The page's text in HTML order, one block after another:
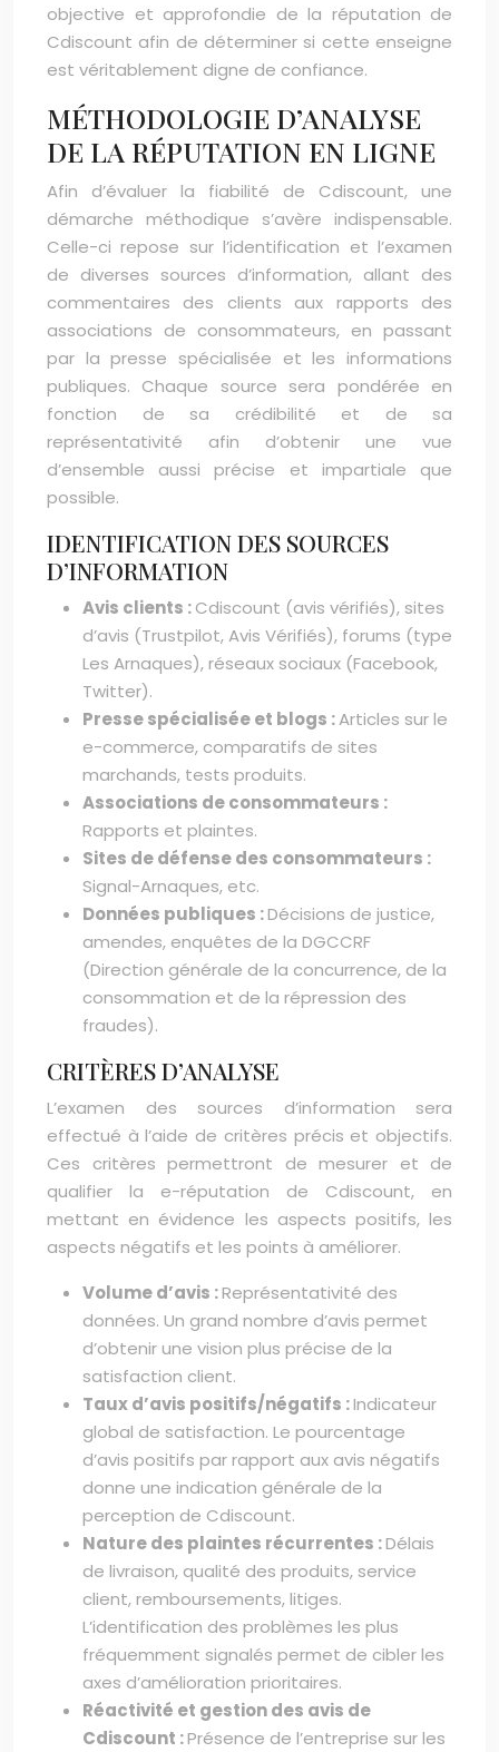
objective et approfondie de la réputation de
Cdiscount afin de déterminer si cette enseigne
est véritablement digne de confiance.
MÉTHODOLOGIE D’ANALYSE
DE LA RÉPUTATION EN LIGNE
Afin d’évaluer la fiabilité de Cdiscount, une
démarche méthodique s’avère indispensable.
Celle-ci repose sur l’identification et l’examen
de diverses sources d’information, allant des
commentaires des clients aux rapports des
associations de consommateurs, en passant
par la presse spécialisée et les informations
publiques. Chaque source sera pondérée en
fonction de sa crédibilité et de sa
représentativité afin d’obtenir une vue
d’ensemble aussi précise et impartiale que
possible.
IDENTIFICATION DES SOURCES
D’INFORMATION
Avis clients :Cdiscount (avis vérifiés), sites
d’avis (Trustpilot, Avis Vérifiés), forums (type
Les Arnaques), réseaux sociaux (Facebook,
Twitter).
Presse spécialisée et blogs :Articles sur le
e-commerce, comparatifs de sites
marchands, tests produits.
Associations de consommateurs :
Rapports et plaintes.
Sites de défense des consommateurs :
Signal-Arnaques, etc.
Données publiques :Décisions de justice,
amendes, enquêtes de la DGCCRF
(Direction générale de la concurrence, de la
consommation et de la répression des
fraudes).
CRITÈRES D’ANALYSE
L’examen des sources d’information sera
effectué à l’aide de critères précis et objectifs.
Ces critères permettront de mesurer et de
qualifier la e-réputation de Cdiscount, en
mettant en évidence les aspects positifs, les
aspects négatifs et les points à améliorer.
Volume d’avis :Représentativité des
données. Un grand nombre d’avis permet
d’obtenir une vision plus précise de la
satisfaction client.
Taux d’avis positifs/négatifs :Indicateur
global de satisfaction. Le pourcentage
d’avis positifs par rapport aux avis négatifs
donne une indication générale de la
perception de Cdiscount.
Nature des plaintes récurrentes :Délais
de livraison, qualité des produits, service
client, remboursements, litiges.
L’identification des problèmes les plus
fréquemment signalés permet de cibler les
axes d’amélioration prioritaires.
Réactivité et gestion des avis de
Cdiscount :Présence de l’entreprise sur les